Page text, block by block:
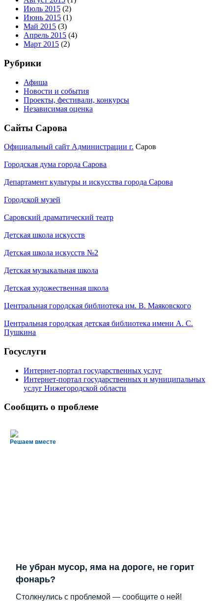
Июль 2015 (2)
Июнь 2015 (1)
Май 2015 (3)
Апрель 2015 (4)
Март 2015 (2)
Рубрики
Афиша
Новости и события
Проекты, фестивали, конкурсы
Независимая оценка
Сайты Сарова
Официальный сайт Администрации г. Саров
Городская дума города Сарова
Департамент культуры и искусства города Сарова
Городской музей
Саровский драматический театр
Детская школа искусств
Детская школа искусств №2
Детская музыкальная школа
Детская художественная школа
Центральная городская библиотека им. В. Маяковского
Центральная городская детская библиотека имени А. С.
Пушкина
Госуслуги
Интернет-портал государственных услуг
Интернет-портал государственных и муниципальных
услуг Нижегородской области
Сообщить о проблеме
Решаем вместе
Не убран мусор, яма на дороге, не горит
фонарь?
Столкнулись с проблемой — сообщите о ней!